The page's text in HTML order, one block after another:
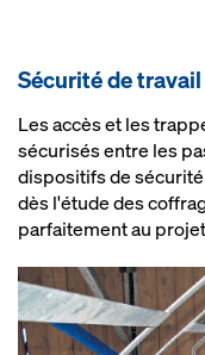
Sécurité de
Les accès et les
sécurisés entre les
dispositifs de
dès l'étude des
parfaitement au